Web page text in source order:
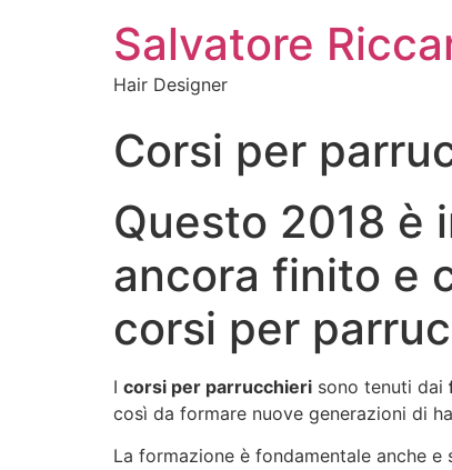
Salvatore
Hair Designer
Corsi per
Questo 2018 è
ancora finito e
corsi per
I corsi per parrucchieri sono tenuti dai
così da formare nuove generazioni di
La formazione è fondamentale anche